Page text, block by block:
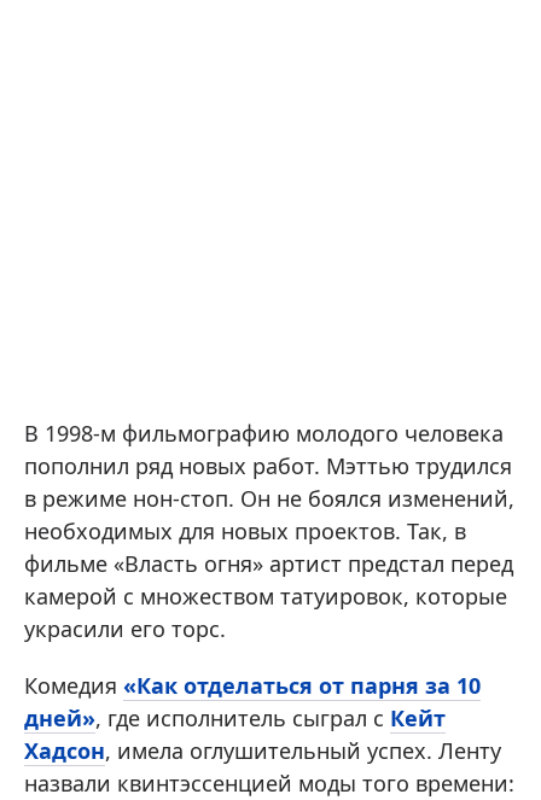
В 1998-м фильмографию молодого человека
пополнил ряд новых работ. Мэттью трудился
в режиме нон-стоп. Он не боялся изменений,
необходимых для новых проектов. Так, в
фильме «Власть огня» артист предстал перед
камерой с множеством татуировок, которые
украсили его торс.
Комедия «Как отделаться от парня за 10
дней», где исполнитель сыграл с Кейт
Хадсон, имела оглушительный успех. Ленту
назвали квинтэссенцией моды того времени: